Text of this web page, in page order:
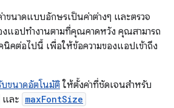
ขนาดแบบอักษรเป็นค่าต่างๆ และตรวจ
งแอปทํางานตามที่คุณคาดหวัง คุณสามารถ
นิคต่อไปนี้ เพื่อให้ข้อความของแอปเข้าถึง
บขนาดอัตโนมัติ ให้ตั้งค่าที่ชัดเจนสำหรับ
และ maxFontSize